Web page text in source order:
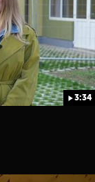
3:34